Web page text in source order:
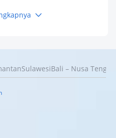
Simak Peraturan
SulawesiBali – Nusa